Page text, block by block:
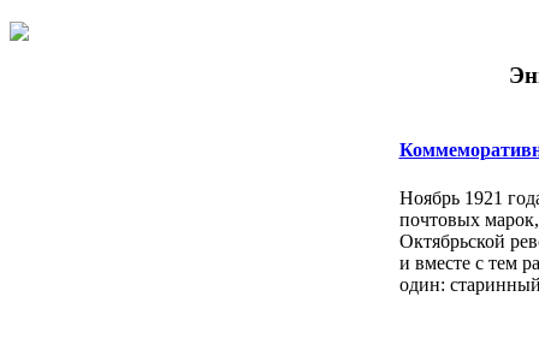
Ноябрь 1921
почтовых
Октябрьской
и вместе с тем
один: